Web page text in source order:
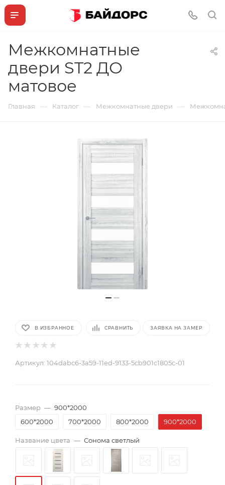
Межкомнатные
двери ST2 ДО
матовое
Главная — Каталог — Межкомнатные двери —
В ИЗБРАННОЕ СРАВНИТЬ ЗАЯВКА НА ЗАМЕР
Артикул: 104dabc6-3a59-11ed-9133-5cb901c1805c-01
Размер — 900*2000
600*2000
700*2000 800*2000 900*2000
Название цвета — Сонома светлый